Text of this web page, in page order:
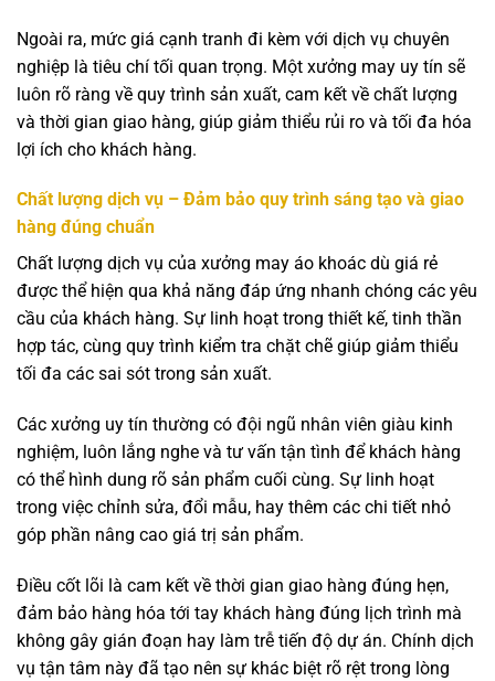
Ngoài ra, mức giá cạnh tranh đi kèm với dịch vụ chuyên
nghiệp là tiêu chí tối quan trọng. Một xưởng may uy tín sẽ
luôn rõ ràng về quy trình sản xuất, cam kết về chất lượng
và thời gian giao hàng, giúp giảm thiểu rủi ro và tối đa hóa
lợi ích cho khách hàng.
Chất lượng dịch vụ – Đảm bảo quy trình sáng tạo và giao
hàng đúng chuẩn
Chất lượng dịch vụ của xưởng may áo khoác dù giá rẻ
được thể hiện qua khả năng đáp ứng nhanh chóng các yêu
cầu của khách hàng. Sự linh hoạt trong thiết kế, tinh thần
hợp tác, cùng quy trình kiểm tra chặt chẽ giúp giảm thiểu
tối đa các sai sót trong sản xuất.
Các xưởng uy tín thường có đội ngũ nhân viên giàu kinh
nghiệm, luôn lắng nghe và tư vấn tận tình để khách hàng
có thể hình dung rõ sản phẩm cuối cùng. Sự linh hoạt
trong việc chỉnh sửa, đổi mẫu, hay thêm các chi tiết nhỏ
góp phần nâng cao giá trị sản phẩm.
Điều cốt lõi là cam kết về thời gian giao hàng đúng hẹn,
đảm bảo hàng hóa tới tay khách hàng đúng lịch trình mà
không gây gián đoạn hay làm trễ tiến độ dự án. Chính dịch
vụ tận tâm này đã tạo nên sự khác biệt rõ rệt trong lòng